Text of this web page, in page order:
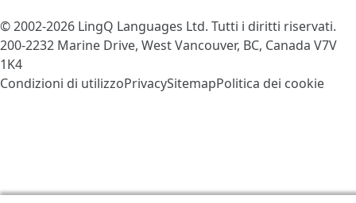
© 2002-2026 LingQ Languages Ltd. Tutti i diritti riservati.
200-2232 Marine Drive, West Vancouver, BC, Canada V7V
1K4
Condizioni di utilizzoPrivacySitemapPolitica dei cookie